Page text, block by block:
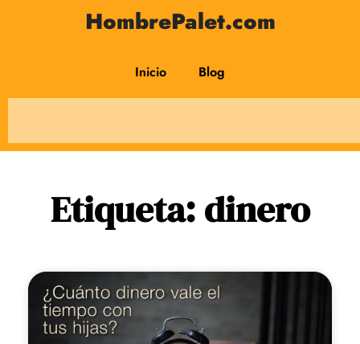
HombrePalet.com
Inicio Blog
Etiqueta: dinero